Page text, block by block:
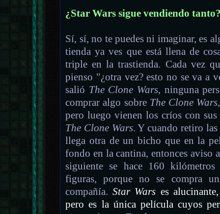
¿Star Wars sigue vendiendo
Sí, sí, no te puedes ni imaginar, es
tienda ya ves que está llena de
triple en la trastienda. Cada vez
pienso "¿otra vez? esto no se va a
salió The Clone Wars, ninguna
comprar algo sobre The Clone Wars
pero luego vienen los críos con
The Clone Wars. Y cuando retiro
llega otra de un bicho que en la
fondo en la cantina, entonces aviso
siguiente se hace 160
figuras, porque no se compra
compañía.Star Wars es
pero es la única película cuyos